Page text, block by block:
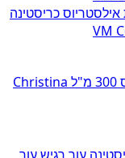
מי פנים מבהירים ומטהרים אילסטריוס 300 מ"ל Christina